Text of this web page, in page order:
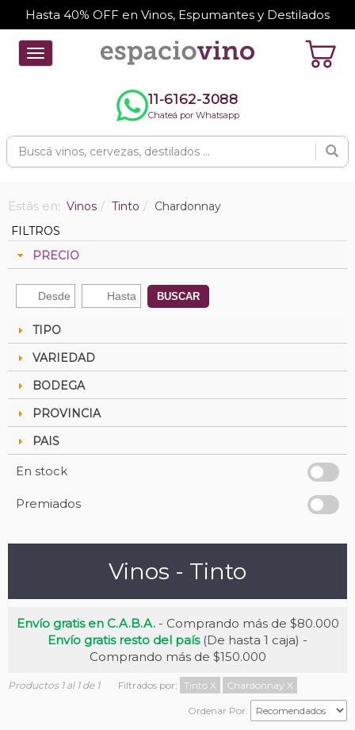
Hasta 40% OFF en Vinos, Espumantes y Destilados
Toggle
navigation
11-6162-3088
Chateá por Whatsapp
Estás en: Vinos Tinto
Chardonnay
FILTROS
PRECIO
BUSCAR
TIPO
VARIEDAD
BODEGA
PROVINCIA
PAIS
En stock
Premiados
Vinos - Tinto
Envío gratis en C.A.B.A.- Comprando más de $80.000
Envío gratis resto del país(De hasta 1 caja) -
Comprando más de $150.000
Productos 1 al 1 de 1 Filtrados por: Tinto X Chardonnay X
Ordenar Por: